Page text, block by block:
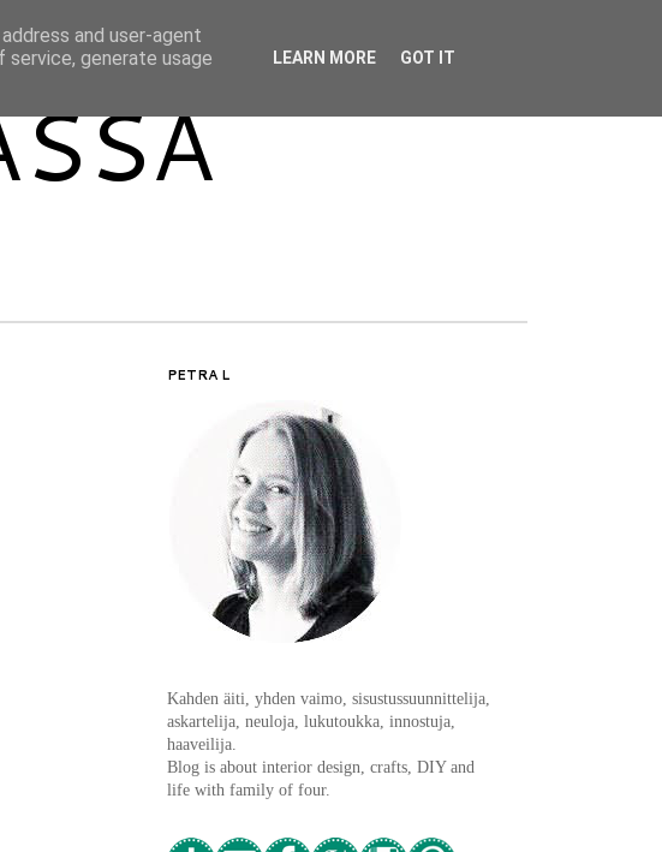
PETRA L
Kahden äiti, yhden vaimo, sisustussuunnittelija,
askartelija, neuloja, lukutoukka, innostuja,
haaveilija.
Blog is about interior design, crafts, DIY and
life with family of four.
and user-agent
generate usage
LEARN MORE GOT IT